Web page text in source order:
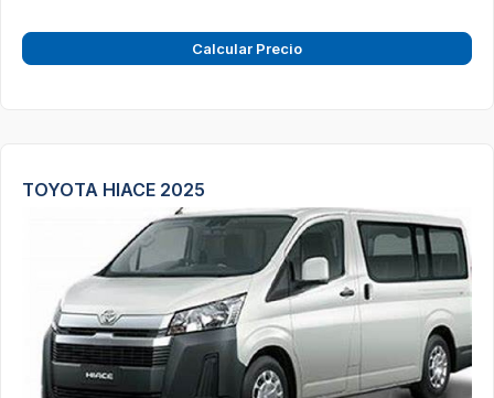
Calcular Precio
TOYOTA HIACE 2025